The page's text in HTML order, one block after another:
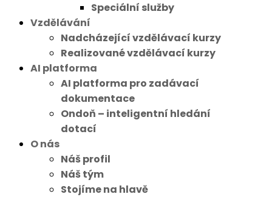
Speciální služby
Vzdělávání
Nadcházející vzdělávací kurzy
Realizované vzdělávací kurzy
AI platforma
AI platforma pro zadávací
dokumentace
Ondoň – inteligentní hledání
dotací
O nás
Náš profil
Náš tým
Stojíme na hlavě